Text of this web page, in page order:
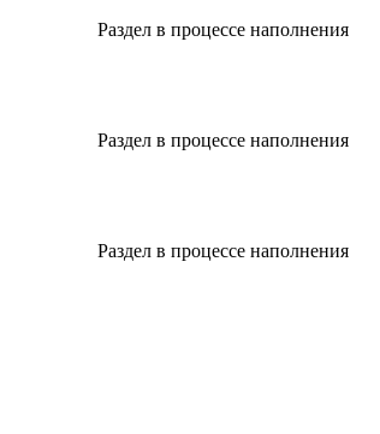
Раздел в процессе наполнения
Раздел в процессе наполнения
Раздел в процессе наполнения